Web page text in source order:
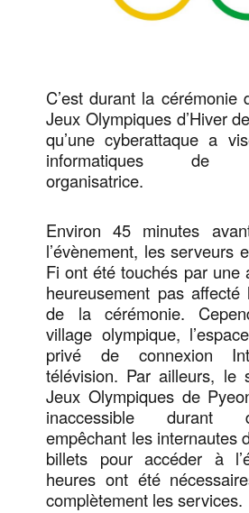
C’est durant la cérémonie
Jeux Olympiques d’Hiver
qu’une cyberattaque a
informatiques de
organisatrice.
Environ 45 minutes
l’évènement, les serveurs
Fi ont été touchés par une
heureusement pas affecté
de la cérémonie.
village olympique,
privé de connexion
télévision. Par ailleurs, le
Jeux Olympiques de
inaccessible durant
empêchant les internautes
billets pour accéder à
heures ont été
complètement les services.